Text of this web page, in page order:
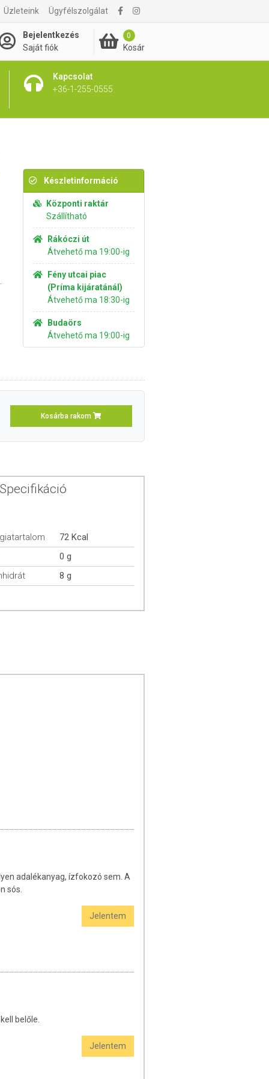
Üzleteink Ügyfélszolgálat
Bejelentkezés
Saját fiók
0
Kosár
Kapcsolat
+36-1-255-0555
1 865 Ft Kosárba rakom
Készletinformáció
Központi raktár
Szállítható
Rákóczi út
Átvehető ma 19:00-ig
Fény utcai piac
(Príma kijáratánál)
Átvehető ma 18:30-ig
Budaörs
Átvehető ma 19:00-ig
Kosárba rakom
Specifikáció
72 Kcal
0 g
8 g
adalékanyag, ízfokozó sem. A
sós.
Jelentem
belőle.
Jelentem